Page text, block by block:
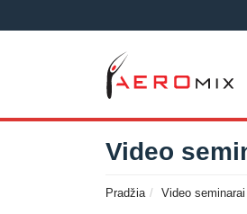
Video
Pradžia Video seminarai